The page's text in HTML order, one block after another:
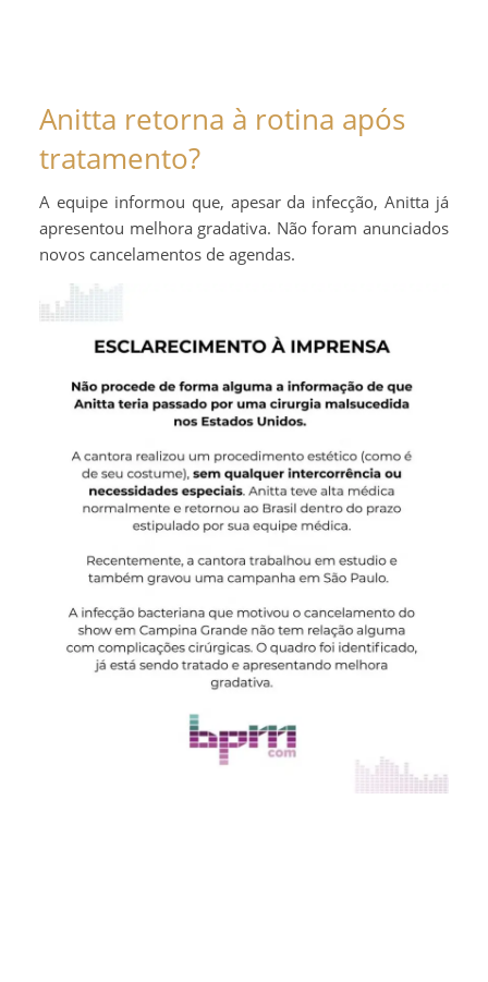
Anitta retorna à rotina após
tratamento?
A equipe informou que, apesar da infecção, Anitta já
apresentou melhora gradativa. Não foram anunciados
novos cancelamentos de agendas.